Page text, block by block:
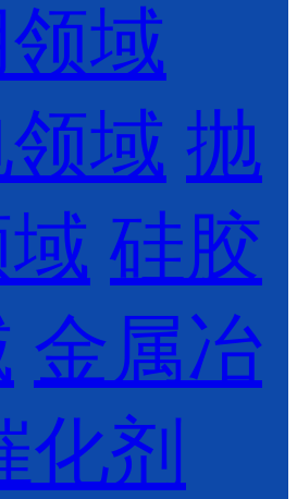
域
域 抛
硅胶
金属冶
化剂